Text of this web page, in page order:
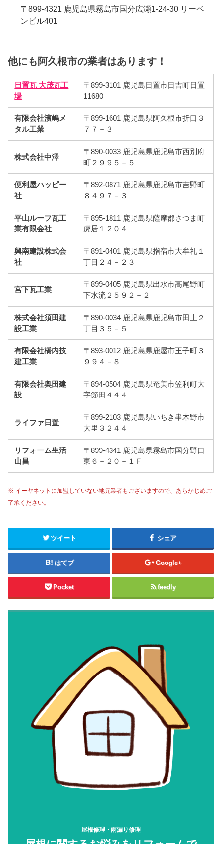
〒899-4321 鹿児島県霧島市国分広瀬1-24-30 リーベ
ンビル401
他にも阿久根市の業者はあります！
日置瓦 大茂瓦工
場
〒899-3101 鹿児島日置市日吉町日置
11680
有限会社濱嶋メ
タル工業
〒899-1601 鹿児島県阿久根市折口３
７７－３
株式会社中澤
〒890-0033 鹿児島県鹿児島市西別府
町２９９５－５
便利屋ハッピー
社
〒892-0871 鹿児島県鹿児島市吉野町
８４９７－３
平山ルーフ瓦工
業有限会社
〒895-1811 鹿児島県薩摩郡さつま町
虎居１２０４
興南建設株式会
社
〒891-0401 鹿児島県指宿市大牟礼１
丁目２４－２３
宮下瓦工業
〒899-0405 鹿児島県出水市高尾野町
下水流２５９２－２
株式会社須田建
設工業
〒890-0034 鹿児島県鹿児島市田上２
丁目３５－５
有限会社橋内技
建工業
〒893-0012 鹿児島県鹿屋市王子町３
９９４－８
有限会社奥田建
設
〒894-0504 鹿児島県奄美市笠利町大
字節田４４４
ライファ日置
〒899-2103 鹿児島県いちき串木野市
大里３２４４
リフォーム生活
山昌
〒899-4341 鹿児島県霧島市国分野口
東６－２０－１Ｆ
※ イーヤネットに加盟していない地元業者もございますので、あらかじめご
了承ください。
ツイート シェア
はてブ Google+
Pocket feedly
屋根修理・雨漏り修理